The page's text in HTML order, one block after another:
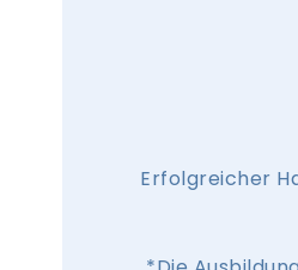
Erfolgreicher